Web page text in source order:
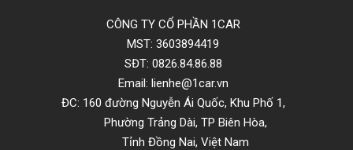
CÔNG TY CỔ PHẦN 1CAR
MST: 3603894419
SĐT: 0826.84.86.88
Email: lienhe@1car.vn
ĐC: 160 đường Nguyễn Ái Quốc, Khu Phố 1,
Phường Trảng Dài, TP Biên Hòa,
Tỉnh Đồng Nai, Việt Nam